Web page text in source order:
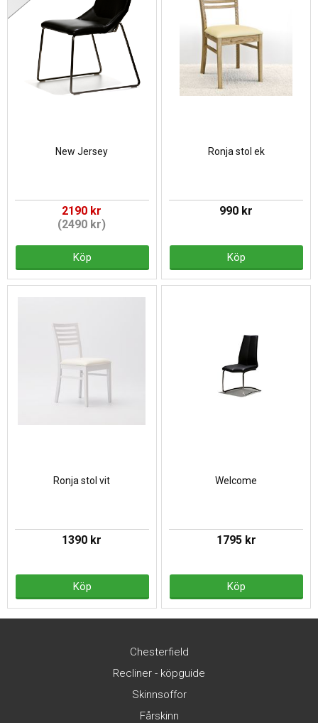
New Jersey
2190 kr
(2490 kr)
Köp
Ronja stol ek
990 kr
Köp
Ronja stol vit
1390 kr
Köp
Welcome
1795 kr
Köp
Chesterfield
Recliner - köpguide
Skinnsoffor
Fårskinn